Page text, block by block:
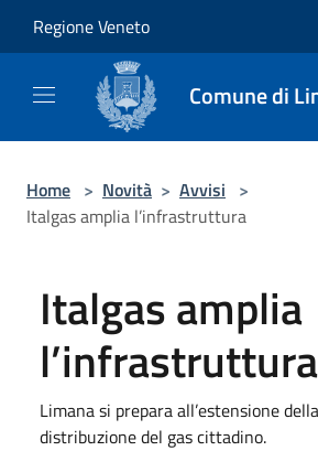
Regione Veneto
Comune di
Home > Novità > Avvisi >
Italgas amplia l’infrastruttura
Italgas amplia
l’infrastruttura
Limana si prepara all’estensione
distribuzione del gas cittadino.